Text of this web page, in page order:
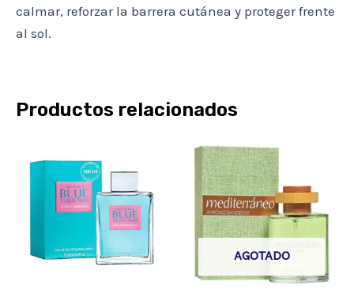
calmar, reforzar la barrera cutánea y proteger frente
al sol.
Productos relacionados
AGOTADO